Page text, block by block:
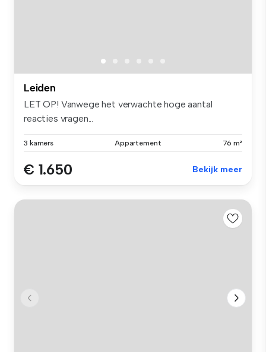
Leiden
LET OP! Vanwege het verwachte hoge aantal
reacties vragen...
3 kamers Appartement 76 m²
€ 1.650 Bekijk meer